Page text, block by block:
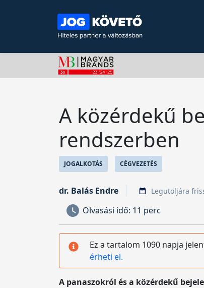
A közérdekű
rendszerben
JOGALKOTÁS CÉGVEZETÉS
dr. Balás Endre Legutoljára
Olvasási idő: 11 perc
Ez a tartalom 1090 napja
érheti el.
A panaszokról és a közérdekű